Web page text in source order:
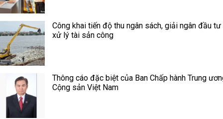
Công khai tiến độ thu ngân sách, giải ngân đầu
xử lý tài sản công
Thông cáo đặc biệt của Ban Chấp hành Trung
Cộng sản Việt Nam